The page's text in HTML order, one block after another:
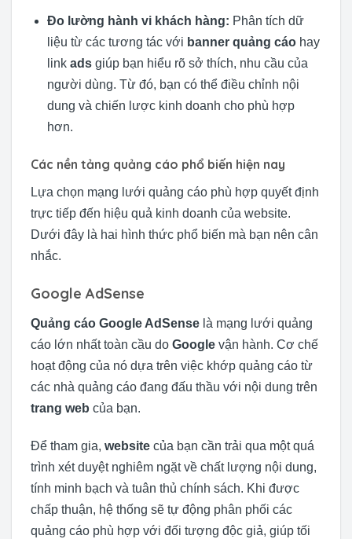
Đo lường hành vi khách hàng: Phân tích dữ
liệu từ các tương tác với banner quảng cáohay
link adsgiúp bạn hiểu rõ sở thích, nhu cầu của
người dùng. Từ đó, bạn có thể điều chỉnh nội
dung và chiến lược kinh doanh cho phù hợp
hơn.
Các nền tảng quảng cáo phổ biến hiện nay
Lựa chọn mạng lưới quảng cáo phù hợp quyết định
trực tiếp đến hiệu quả kinh doanh của website.
Dưới đây là hai hình thức phổ biến mà bạn nên cân
nhắc.
Google AdSense
Quảng cáo Google AdSense là mạng lưới quảng
cáo lớn nhất toàn cầu do Google vận hành. Cơ chế
hoạt động của nó dựa trên việc khớp quảng cáo từ
các nhà quảng cáo đang đấu thầu với nội dung trên
trang web của bạn.
Để tham gia, website của bạn cần trải qua một quá
trình xét duyệt nghiêm ngặt về chất lượng nội dung,
tính minh bạch và tuân thủ chính sách. Khi được
chấp thuận, hệ thống sẽ tự động phân phối các
quảng cáo phù hợp với đối tượng độc giả, giúp tối